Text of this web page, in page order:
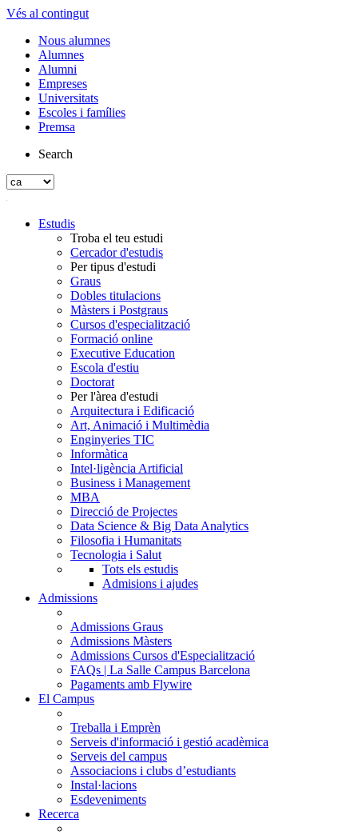
Vés al contingut
Nous alumnes
Alumnes
Alumni
Empreses
Universitats
Escoles i famílies
Premsa
Search
Estudis
Troba el teu estudi
Cercador d'estudis
Per tipus d'estudi
Graus
Dobles titulacions
Màsters i Postgraus
Cursos d'especialització
Formació online
Executive Education
Escola d'estiu
Doctorat
Per l'àrea d'estudi
Arquitectura i Edificació
Art, Animació i Multimèdia
Enginyeries TIC
Informàtica
Intel·ligència Artificial
Business i Management
MBA
Direcció de Projectes
Data Science & Big Data Analytics
Filosofia i Humanitats
Tecnologia i Salut
Tots els estudis
Admisions i ajudes
Admissions
Admissions Graus
Admissions Màsters
Admissions Cursos d'Especialització
FAQs | La Salle Campus Barcelona
Pagaments amb Flywire
El Campus
Treballa i Emprèn
Serveis d'informació i gestió acadèmica
Serveis del campus
Associacions i clubs d’estudiants
Instal·lacions
Esdeveniments
Recerca